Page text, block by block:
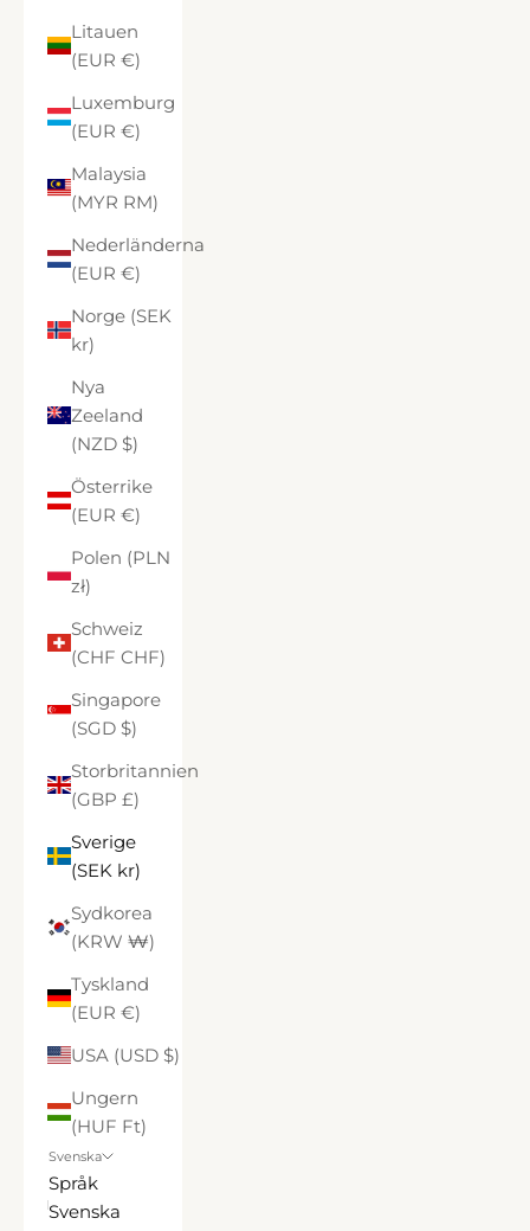
Litauen
(EUR €)
Luxemburg
(EUR €)
Malaysia
(MYR RM)
Nederländerna
(EUR €)
Norge (SEK
kr)
Nya
Zeeland
(NZD $)
Österrike
(EUR €)
Polen (PLN
zł)
Schweiz
(CHF CHF)
Singapore
(SGD $)
Storbritannien
(GBP £)
Sverige
(SEK kr)
Sydkorea
(KRW ₩)
Tyskland
(EUR €)
USA (USD $)
Ungern
(HUF Ft)
Svenska
Språk
Svenska